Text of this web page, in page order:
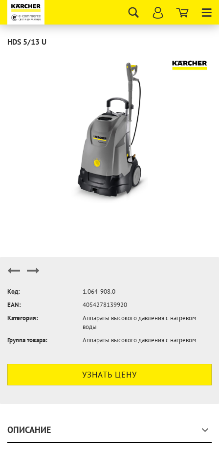
HDS 5/13 U
Код:
1.064-908.0
EAN:
4054278139920
Категория:
Аппараты высокого давления с нагревом
воды
Группа товара:
Аппараты высокого давления с нагревом
УЗНАТЬ ЦЕНУ
ОПИСАНИЕ